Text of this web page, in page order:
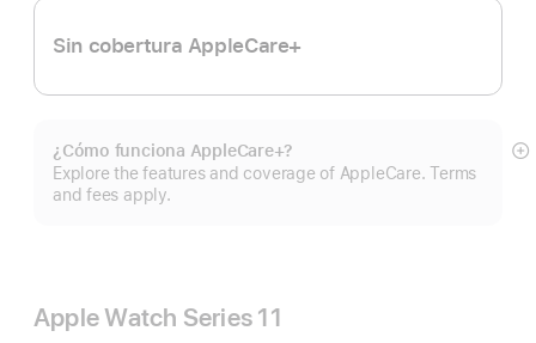
Sin cobertura AppleCare+
¿Cómo funciona AppleCare+?
Explore the features and coverage of AppleCare. Terms
and fees apply.
Apple Watch Series 11